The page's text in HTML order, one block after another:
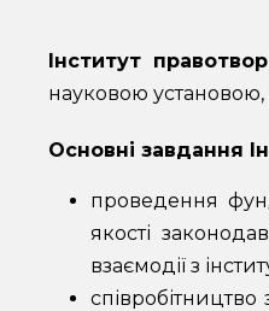
Інститут
науковою
Основні завдання
проведення
якості
взаємодії з